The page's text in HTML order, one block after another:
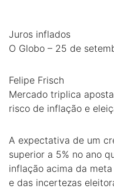
Juros inflados
O Globo – 25 de
Felipe Frisch
Mercado triplica
risco de inflação e
A expectativa de um
superior a 5% no ano
inflação acima da
e das incertezas